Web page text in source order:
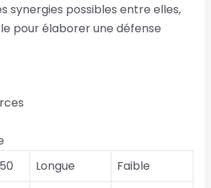
synergies possibles entre elles,
pour élaborer une défense
50 Longue
Faible